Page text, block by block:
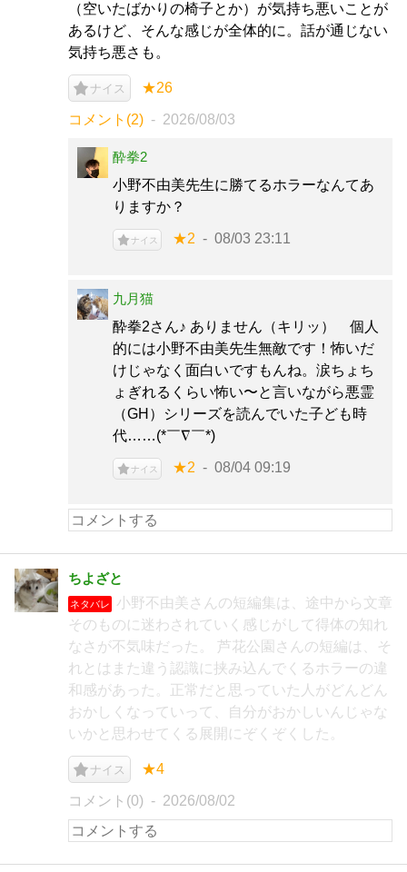
（空いたばかりの椅子とか）が気持ち悪いことが
あるけど、そんな感じが全体的に。話が通じない
気持ち悪さも。
ナイス ★26
コメント(2) 2026/08/03
酔拳2
小野不由美先生に勝てるホラーなんてあ
りますか？
ナイス ★2 08/03 23:11
九月猫
酔拳2さん♪ ありません（キリッ） 個人
的には小野不由美先生無敵です！怖いだ
けじゃなく面白いですもんね。涙ちょち
ょぎれるくらい怖い〜と言いながら悪霊
（GH）シリーズを読んでいた子ども時
代……(*￣∇￣*)
ナイス ★2 08/04 09:19
ちよざと
ネタバレ
小野不由美さんの短編集は、途中から文章
そのものに迷わされていく感じがして得体の知れ
なさが不気味だった。 芦花公園さんの短編は、そ
れとはまた違う認識に挟み込んでくるホラーの違
和感があった。正常だと思っていた人がどんどん
おかしくなっていって、自分がおかしいんじゃな
いかと思わせてくる展開にぞくぞくした。
ナイス ★4
コメント(0) 2026/08/02